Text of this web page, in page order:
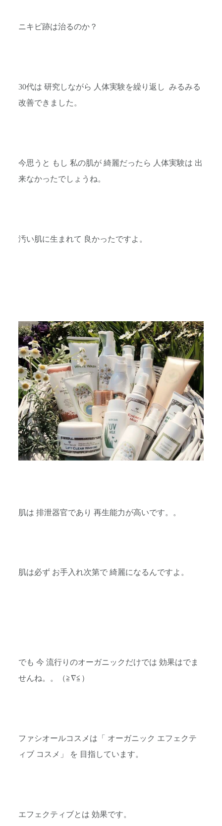
ニキビ跡は治るのか？
30代は 研究しながら 人体実験を繰り返し みるみる
改善できました。
今思うと もし 私の肌が 綺麗だったら 人体実験は 出
来なかったでしょうね。
汚い肌に生まれて 良かったですよ。
肌は 排泄器官であり 再生能力が高いです。。
肌は必ず お手入れ次第で 綺麗になるんですよ。
でも 今 流行りのオーガニックだけでは 効果はでま
せんね。。（≧∇≦）
ファシオールコスメは「 オーガニック エフェクテ
ィブ コスメ」 を 目指しています。
エフェクティブとは 効果です。